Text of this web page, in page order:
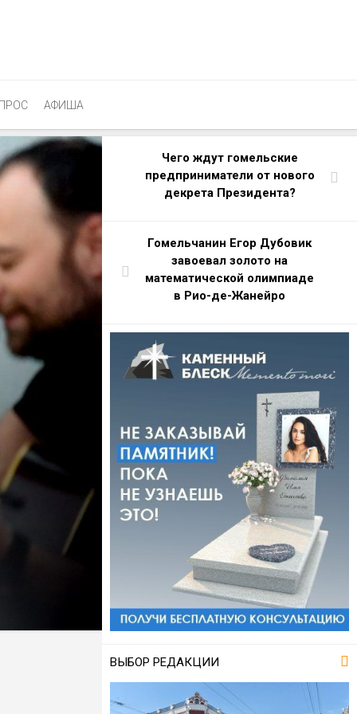
АФИША
Чего ждут гомельские
предприниматели от нового
декрета Президента?
Гомельчанин Егор Дубовик
завоевал золото на
математической олимпиаде
в Рио-де-Жанейро
ВЫБОР РЕДАКЦИИ